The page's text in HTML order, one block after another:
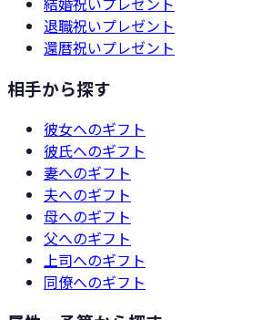
退職祝いプレゼント
還暦祝いプレゼント
相手から探す
彼女へのギフト
彼氏へのギフト
妻へのギフト
夫へのギフト
母へのギフト
父へのギフト
上司へのギフト
同僚へのギフト